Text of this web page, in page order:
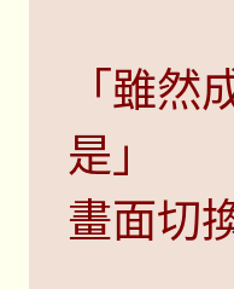
「雖
是」
畫面切